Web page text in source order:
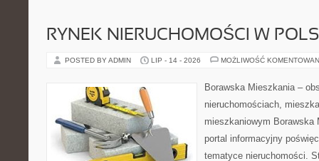
RYNEK NIERUCHOMOŚCI W
POSTED BY ADMIN LIP - 14 - 2026 MOŻLIWOŚĆ
Borawska Mieszkania –
nieruchomościach,
mieszkaniowym Borawska
portal informacyjny
tematyce nieruchomości.